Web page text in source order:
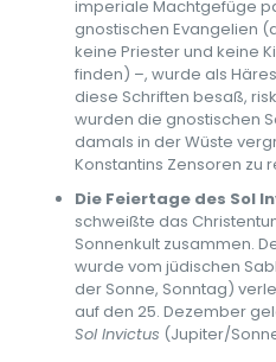
imperiale Machtgefüge
gnostischen Evangelien
keine Priester und keine
finden) –, wurde als
diese Schriften besaß,
wurden die gnostischen
damals in der Wüste
Konstantins Zensoren zu
Die Feiertage des Sol
schweißte das
Sonnenkult zusammen.
wurde vom jüdischen
der Sonne, Sonntag)
auf den 25. Dezember
Sol Invictus (Jupiter/